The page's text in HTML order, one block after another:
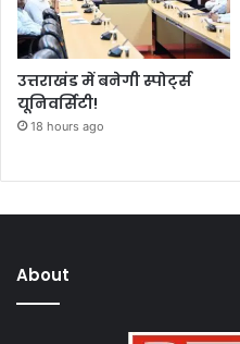
उत्तराखंड में बनेगी स्पोर्ट्स
यूनिवर्सिटी!
18 hours ago
About